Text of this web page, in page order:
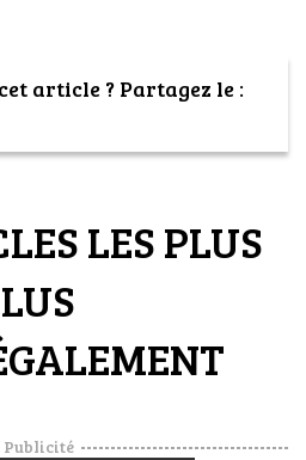
article ? Partagez le :
LES PLUS
LUS
Publicité